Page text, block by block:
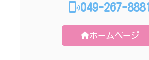
049-267-8881
ホームページ